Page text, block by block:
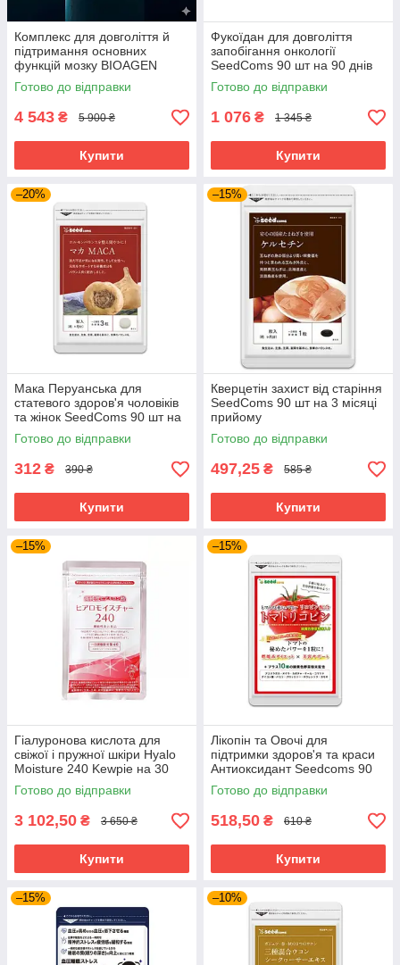
Комплекс для довголіття й
підтримання основних
функцій мозку BIOAGEN
PYRROVITAL NMN 60 капсул
на 30 днів приймання
Готово до відправки
4 543 ₴ 5 900 ₴
Купити
Фукоїдан для довголіття
запобігання онкології
SeedComs 90 шт на 90 днів
Готово до відправки
1 076 ₴ 1 345 ₴
Купити
–20%
Мака Перуанська для
статевого здоров'я чоловіків
та жінок SeedComs 90 шт на
1 місяць прийому
Готово до відправки
312 ₴ 390 ₴
Купити
–15%
Кверцетін захист від старіння
SeedComs 90 шт на 3 місяці
прийому
Готово до відправки
497,25 ₴ 585 ₴
Купити
–15%
Гіалуронова кислота для
свіжої і пружної шкіри Hyalo
Moisture 240 Kewpie на 30
днів прийому
Готово до відправки
3 102,50 ₴ 3 650 ₴
Купити
–15%
Лікопін та Овочі для
підтримки здоров'я та краси
Антиоксидант Seedcoms 90
капсул на 3 місяці прийому
Готово до відправки
518,50 ₴ 610 ₴
Купити
–15% –10%